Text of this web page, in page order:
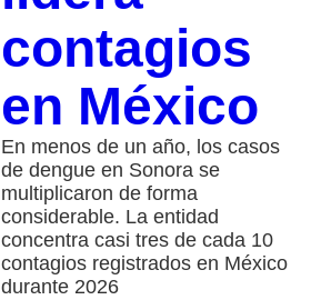
contagios
en México
En menos de un año, los casos
de dengue en Sonora se
multiplicaron de forma
considerable. La entidad
concentra casi tres de cada 10
contagios registrados en México
durante 2026